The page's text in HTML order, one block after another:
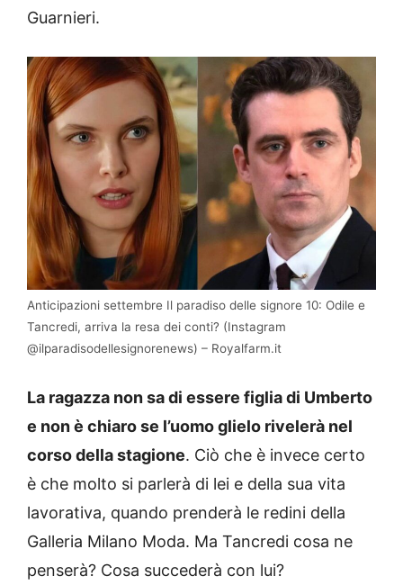
Guarnieri.
Anticipazioni settembre Il paradiso delle signore 10: Odile e
Tancredi, arriva la resa dei conti? (Instagram
@ilparadisodellesignorenews) – Royalfarm.it
La ragazza non sa di essere figlia di Umberto
e non è chiaro se l’uomo glielo rivelerà nel
corso della stagione. Ciò che è invece certo
è che molto si parlerà di lei e della sua vita
lavorativa, quando prenderà le redini della
Galleria Milano Moda. Ma Tancredi cosa ne
penserà? Cosa succederà con lui?